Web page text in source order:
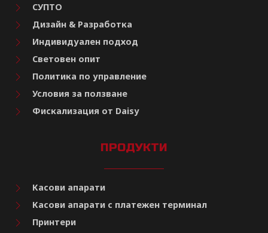
СУПТО
Дизайн & Разработка
Индивидуален подход
Световен опит
Политика по управление
Условия за ползване
Фискализация от Daisy
ПРОДУКТИ
Касови апарати
Касови апарати с платежен терминал
Принтери